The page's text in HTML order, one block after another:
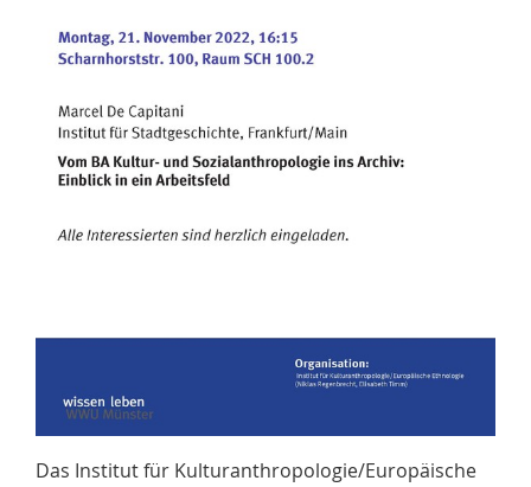
Das Institut für Kulturanthropologie/Europäische